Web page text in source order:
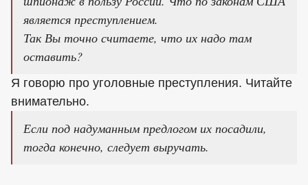
является преступлением.
Так Вы точно считаете, что их надо там
оставить?
Я говорю про уголовные преступления. Читайте
внимательно.
Если под надуманным предлогом их посадили,
тогда конечно, следует выручать.